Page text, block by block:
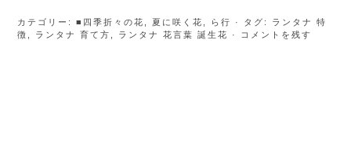
カテゴリー:■四季折々の花 ,夏に咲く花 ら行 · タグ: ランタナ 特
徴
ランタナ 育て方 ランタナ 花言葉 誕生花 · コメントを残す